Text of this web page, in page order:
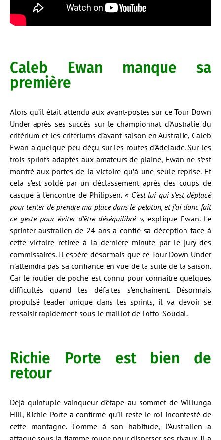
Caleb Ewan manque sa
première
Alors qu’il était attendu aux avant-postes sur ce Tour Down
Under après ses succès sur le championnat d’Australie du
critérium et les critériums d’avant-saison en Australie, Caleb
Ewan a quelque peu déçu sur les routes d’Adelaïde. Sur les
trois sprints adaptés aux amateurs de plaine, Ewan ne s’est
montré aux portes de la victoire qu’à une seule reprise. Et
cela s’est soldé par un déclassement après des coups de
casque à l’encontre de Philipsen. « C’est lui qui s’est déplacé
pour tenter de prendre ma place dans le peloton, et j’ai donc fait
ce geste pour éviter d’être déséquilibré », explique Ewan. Le
sprinter australien de 24 ans a confié sa déception face à
cette victoire retirée à la dernière minute par le jury des
commissaires. Il espère désormais que ce Tour Down Under
n’atteindra pas sa confiance en vue de la suite de la saison.
Car le routier de poche est connu pour connaître quelques
difficultés quand les défaites s’enchaînent. Désormais
propulsé leader unique dans les sprints, il va devoir se
ressaisir rapidement sous le maillot de Lotto-Soudal.
Richie Porte est bien de
retour
Déjà quintuple vainqueur d’étape au sommet de Willunga
Hill, Richie Porte a confirmé qu’il reste le roi incontesté de
cette montagne. Comme à son habitude, l’Australien a
attaqué sous la flamme rouge pour disperser ses rivaux. Il a